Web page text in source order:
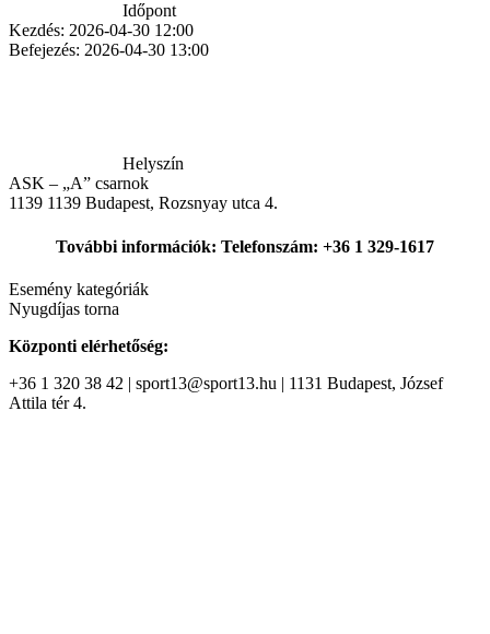
Időpont
Kezdés: 2026-04-30 12:00
Befejezés: 2026-04-30 13:00
Helyszín
ASK – „A” csarnok
1139 1139 Budapest, Rozsnyay utca 4.
További információk: Telefonszám: +36 1 329-1617
Esemény kategóriák
Nyugdíjas torna
Központi elérhetőség:
+36 1 320 38 42 | sport13@sport13.hu | 1131 Budapest, József
Attila tér 4.